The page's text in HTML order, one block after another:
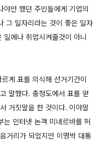
만 했던 주민들에게 기업의
그 일자리라는 것이 좋은 일자
일에나 취업시켜줄것이 아니
게 표를 의식해 선거기간이
말했다. 충청도에서 표를 얻
거짓말을 한 것이다. 이야말
인터넷 논객 미네르바를 허
거리가 되었지만 이명박 대통